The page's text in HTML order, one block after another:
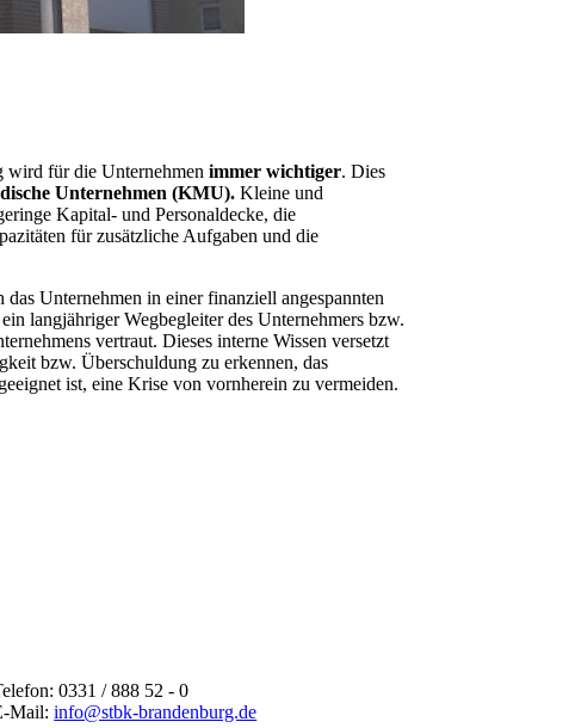
wird für die Unternehmen immer wichtiger. Dies
Unternehmen (KMU). Kleine und
Kapital- und Personaldecke, die
für zusätzliche Aufgaben und die
Unternehmen in einer finanziell angespannten
langjähriger Wegbegleiter des Unternehmers bzw.
vertraut. Dieses interne Wissen versetzt
bzw. Überschuldung zu erkennen, das
ist, eine Krise von vornherein zu vermeiden.
0331 / 888 52 - 0
Mail:info@stbk-brandenburg.de